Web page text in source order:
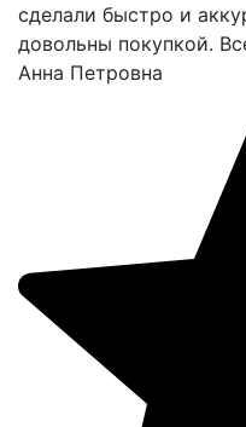
сделали быстро и
довольны покупкой.
Анна Петровна